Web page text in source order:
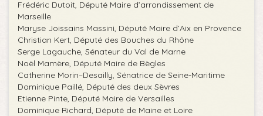
Frédéric Dutoit, Député Maire d’arrondissement de
Marseille
Maryse Joissains Massini, Député Maire d’Aix en Provence
Christian Kert, Député des Bouches du Rhône
Serge Lagauche, Sénateur du Val de Marne
Noël Mamère, Député Maire de Bègles
Catherine Morin–Desailly, Sénatrice de Seine-Maritime
Dominique Paillé, Député des deux Sèvres
Etienne Pinte, Député Maire de Versailles
Dominique Richard, Député de Maine et Loire